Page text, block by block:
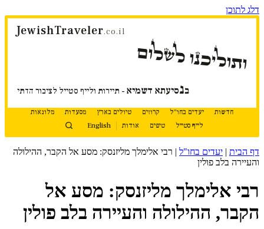
דלג לתוכן
JewishTraveler.co.il
ותוליכנו לשלום
בנסיעתא דשמיא - תיירות ולייף סטייל לציבור הדתי
חדשות יעדים בחו"ל קרוזים טיולים בארץ מסעדות
מלונאות
לייף סטייל
טיפים אודות English
דף הבית | יעדים בחו"ל | רבי אלימלך מליזנסק: מסע אל הקבר, ההילולה
והעיירה בלב פולין
רבי אלימלך מליזנסק: מסע אל
הקבר, ההילולה והעיירה בלב פולין